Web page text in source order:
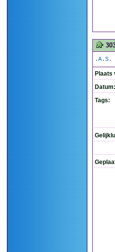
.A.S.
Plaats
Datum:
Tags: